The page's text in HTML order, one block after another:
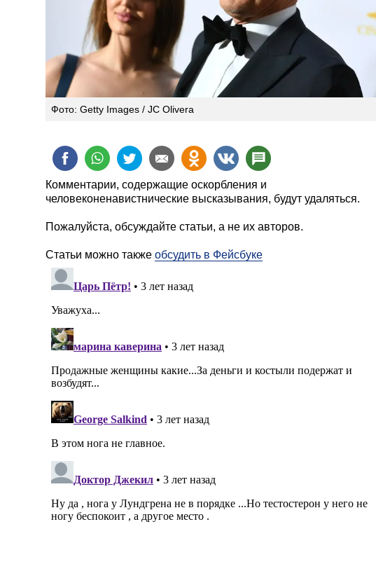
Фото: Getty Images / JC Olivera
Комментарии, содержащие оскорбления и
человеконенавистнические высказывания, будут удаляться.
Пожалуйста, обсуждайте статьи, а не их авторов.
Статьи можно также обсудить в Фейсбуке